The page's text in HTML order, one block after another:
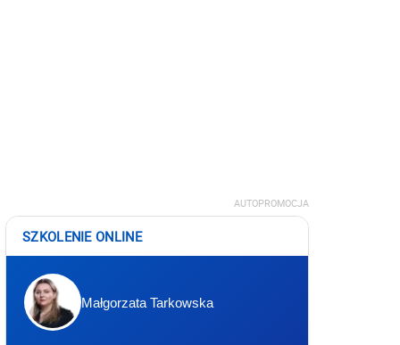
AUTOPROMOCJA
SZKOLENIE ONLINE
Małgorzata Tarkowska